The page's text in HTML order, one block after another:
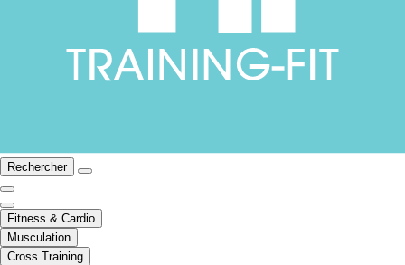
Rechercher
Fitness & Cardio
Musculation
Cross Training